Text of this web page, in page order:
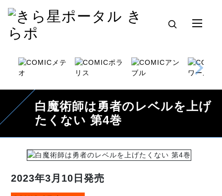
白魔術師は勇者のレベルを上げ
たくない 第4巻
2023年3月10日発売